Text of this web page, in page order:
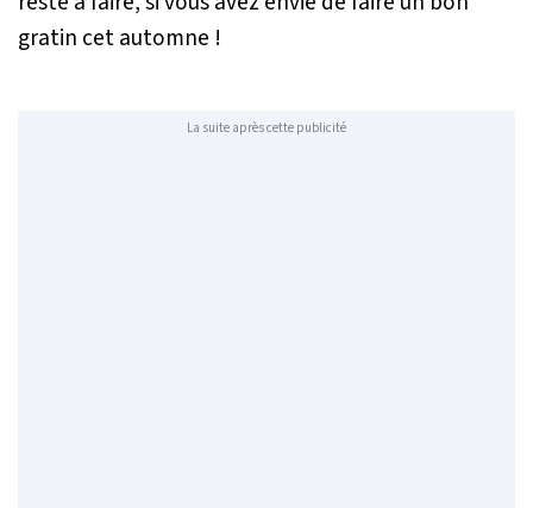
gratin cet automne !
La suite après cette publicité